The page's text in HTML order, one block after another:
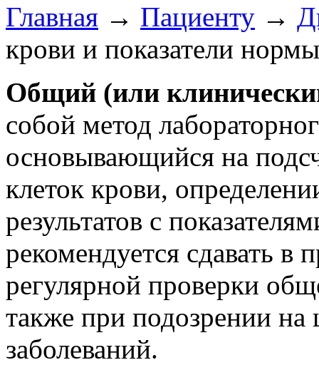
Главная → Пациенту →
крови и показатели нормы
Общий (или
собой метод
основывающийся на
клеток крови,
результатов с
рекомендуется сдавать в
регулярной проверки
также при подозрении
заболеваний.